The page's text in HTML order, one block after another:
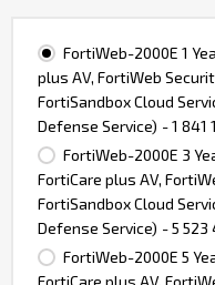
FortiWeb-2000E 1
plus AV, FortiWeb
FortiSandbox Cloud
Defense Service) - 1 841
FortiWeb-2000E 3
FortiCare plus AV,
FortiSandbox Cloud
Defense Service) - 5 523
FortiWeb-2000E 5